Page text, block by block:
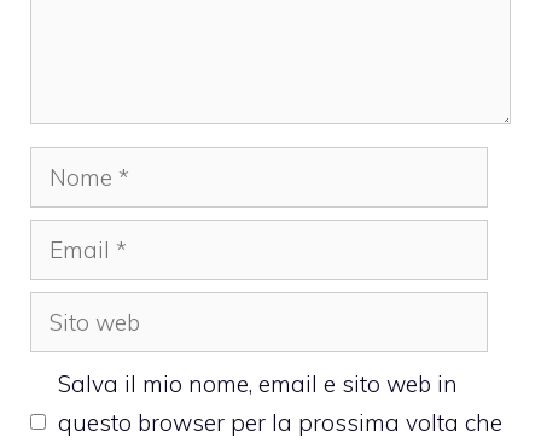
Nome
Email
Sito
web
Salva il mio nome, email e sito web in
questo browser per la prossima volta che